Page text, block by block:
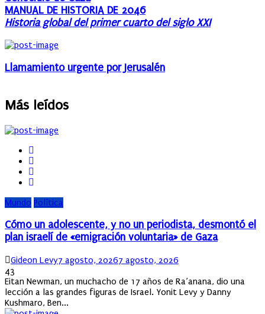
MANUAL DE HISTORIA DE 2046
Historia global del primer cuarto del siglo XXI
Llamamiento urgente por Jerusalén
Más leídos
Mundo Política
Cómo un adolescente, y no un periodista, desmontó el
plan israelí de «emigración voluntaria» de Gaza
Author
Gideon LevyPosted
7 agosto, 20267 agosto, 2026
43
Eitan Newman, un muchacho de 17 años de Ra’anana, dio una
lección a las grandes figuras de Israel. Yonit Levy y Danny
Kushmaro, Ben...